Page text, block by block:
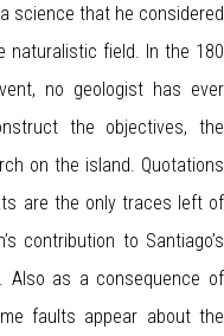
science that he considered
naturalistic field. In the 180
no geologist has ever
the objectives, the
on the island. Quotations
are the only traces left of
contribution to Santiago’s
Also as a consequence of
faults appear about the